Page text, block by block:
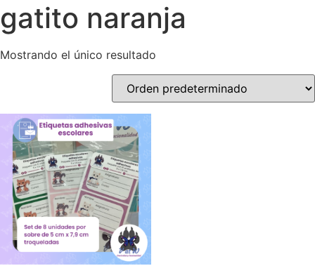
gatito naranja
Mostrando el único resultado